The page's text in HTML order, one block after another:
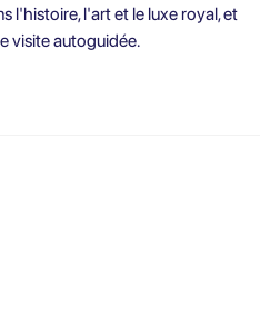
l'histoire, l'art et le luxe royal, et
visite autoguidée.